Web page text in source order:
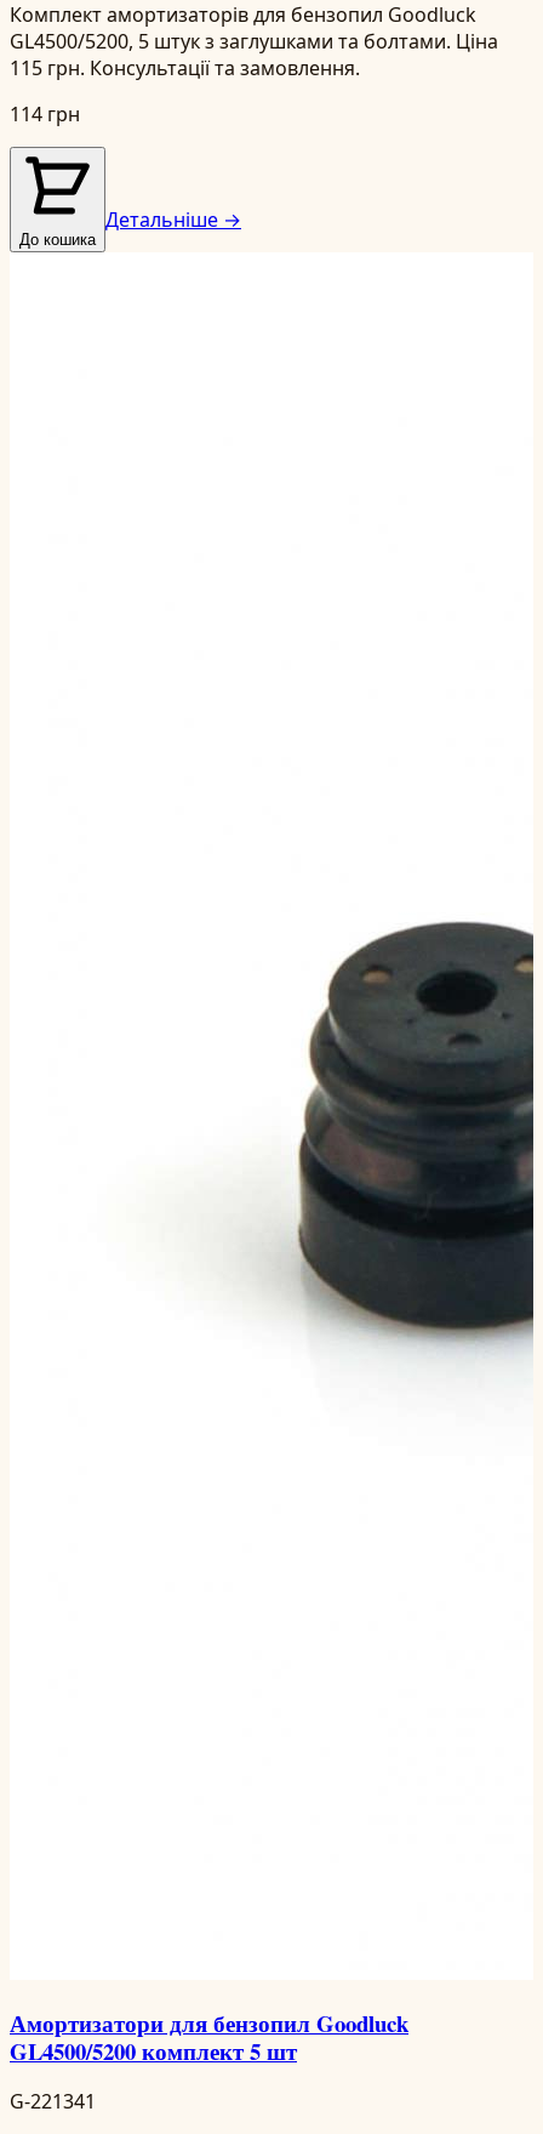
Комплект амортизаторів для бензопил Goodluck
GL4500/5200, 5 штук з заглушками та болтами. Ціна
115 грн. Консультації та замовлення.
114 грн
До кошика
Детальніше →
Амортизатори для бензопил Goodluck
GL4500/5200 комплект 5 шт
G-221341